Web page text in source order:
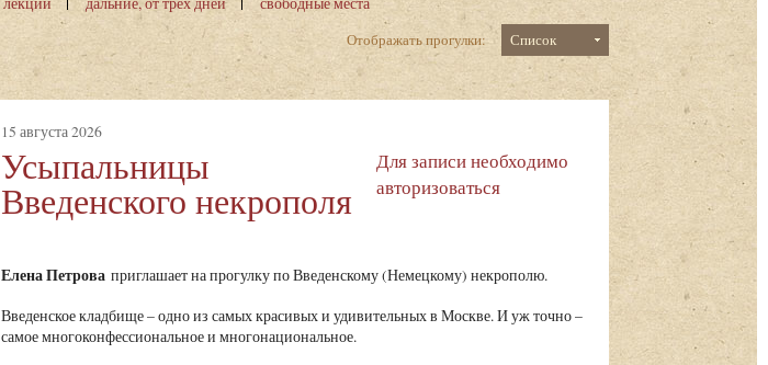
Отображать прогулки:
Список
15 августа 2026
Усыпальницы
Введенского некрополя
Для записи необходимо
авторизоваться
Елена Петрова приглашает на прогулку по Введенскому (Немецкому) некрополю.
Введенское кладбище – одно из самых красивых и удивительных в Москве. И уж точно –
самое многоконфессиональное и многонациональное.